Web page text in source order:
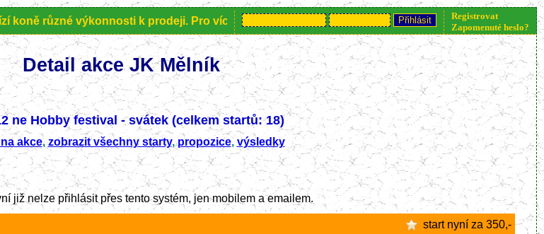
Detail akce JK Mělník
neHobby festival - svátek (celkem startů: 18)
akce, zobrazit všechny starty,propozice, výsledky
již nelze přihlásit přes tento systém, jen mobilem a emailem.
start nyní za 350,-
Registrovat
Zapomenuté heslo?
koně různé výkonnosti k prodeji. Pro více informací klikněte nebo volejte 777 234 448.